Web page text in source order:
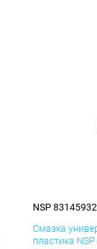
NSP
Смазка
пластика